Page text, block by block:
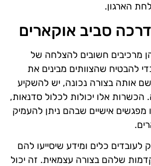
הארגון.
סביב אוקארים
מרכיבים חשובים להצלחה של
להבטיח שהצוותים מבינים את
אותה בצורה נכונה, יש להשקיע
אלו יכולות לכלול סדנאות,
מפגשים אישיים שבהם ניתן להעמיק
כלים ומידע שיסייעו להם
שלהם בצורה עצמאית. זה יכול